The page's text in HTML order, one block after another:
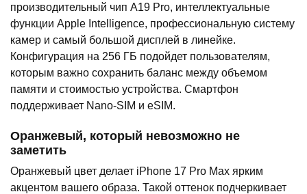
производительный чип A19 Pro, интеллектуальные
функции Apple Intelligence, профессиональную систему
камер и самый большой дисплей в линейке.
Конфигурация на 256 ГБ подойдет пользователям,
которым важно сохранить баланс между объемом
памяти и стоимостью устройства. Смартфон
поддерживает Nano-SIM и eSIM.
Оранжевый, который невозможно не
заметить
Оранжевый цвет делает iPhone 17 Pro Max ярким
акцентом вашего образа. Такой оттенок подчеркивает